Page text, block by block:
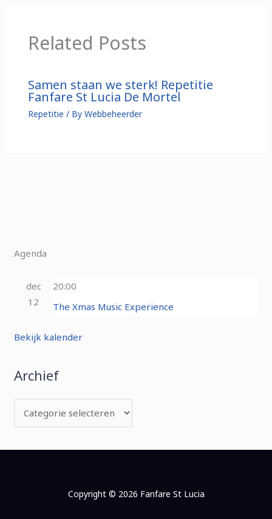
Related Posts
Samen staan we sterk! Repetitie
Fanfare St Lucia De Mortel
Repetitie / By Webbeheerder
Agenda
dec
12
20:00
The Xmas Music Experience
Bekijk kalender
Archief
Copyright © 2026 Fanfare St Lucia